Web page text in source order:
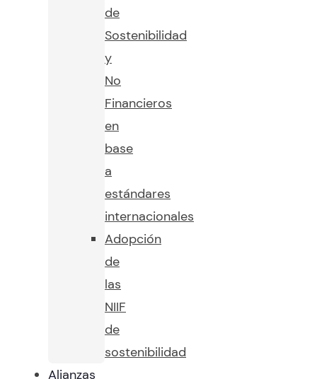
de
Sostenibilidad
y
No
Financieros
en
base
a
estándares
internacionales
Adopción
de
las
NIIF
de
sostenibilidad
Alianzas